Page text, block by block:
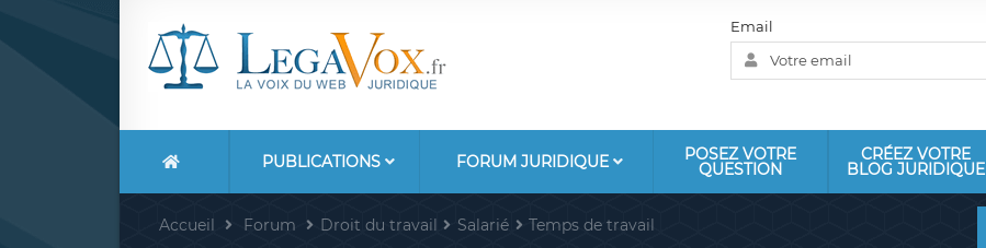
Email
PUBLICATIONS FORUM JURIDIQUE POSEZ VOTRE
QUESTION
CRÉEZ VOTRE
BLOG JURIDIQUE
Accueil Forum Droit du travail Salarié Temps de travail